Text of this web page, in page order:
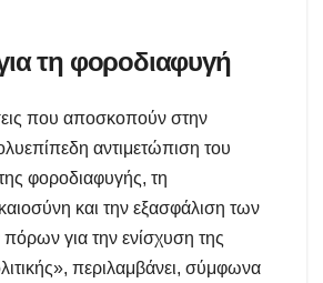
τη φοροδιαφυγή
που αποσκοπούν στην
αντιμετώπιση του
φοροδιαφυγής, τη
και την εξασφάλιση των
για την ενίσχυση της
περιλαμβάνει, σύμφωνα